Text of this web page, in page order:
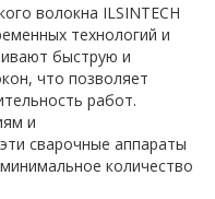
волокна ILSINTECH
технологий и
быструю и
что позволяет
работ.
и
сварочные аппараты
количество